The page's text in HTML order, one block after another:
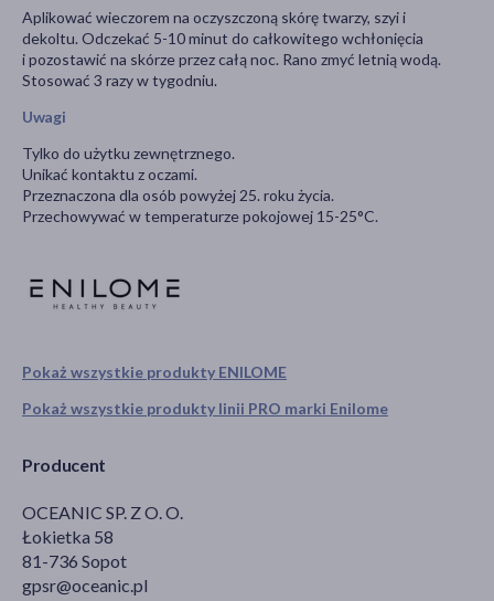
Pokaż wszystkie produkty ENILOME
Pokaż wszystkie produkty linii PRO marki Enilome
Producent
OCEANIC SP. Z O. O.
Łokietka 58
81-736 Sopot
gpsr@oceanic.pl
Aplikować wieczorem na oczyszczoną skórę twarzy, szyi i
dekoltu. Odczekać 5-10 minut do całkowitego wchłonięcia
i pozostawić na skórze przez całą noc. Rano zmyć letnią wodą.
Stosować 3 razy w tygodniu.
Uwagi
Tylko do użytku zewnętrznego.
Unikać kontaktu z oczami.
Przeznaczona dla osób powyżej 25. roku życia.
Przechowywać w temperaturze pokojowej 15-25°C.